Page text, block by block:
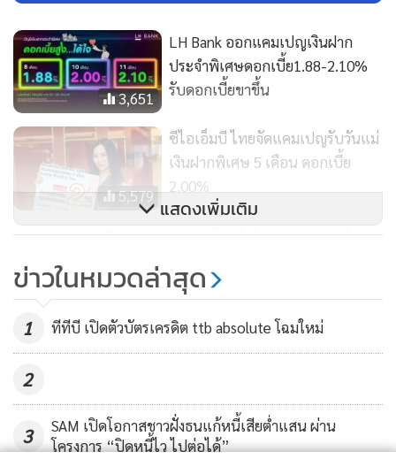
3,651
LH Bank ออกแคมเปญเงินฝาก
ประจำพิเศษดอกเบี้ย1.88-2.10%
รับดอกเบี้ยขาขึ้น
5,579
ซีไอเอ็มบี ไทยจัดแคมเปญรับวันแม่
เงินฝากพิเศษ 5 เดือน ดอกเบี้ย
2.00%
113
TTB แจ้งกำไรไตรมาส 2/66 ที่ 4.5
เติบโตสินเชื่อ-บริหารเสี่ยง
แสดงเพิ่มเติม
ข่าวในหมวดล่าสุด
1 ทีทีบี เปิดตัวบัตรเครดิต ttb absolute โฉมใหม่
2
3
SAM เปิดโอกาสชาวฝั่งธนแก้หนี้เสียต่ำแสน ผ่าน
โครงการ “ปิดหนี้ไว ไปต่อได้”